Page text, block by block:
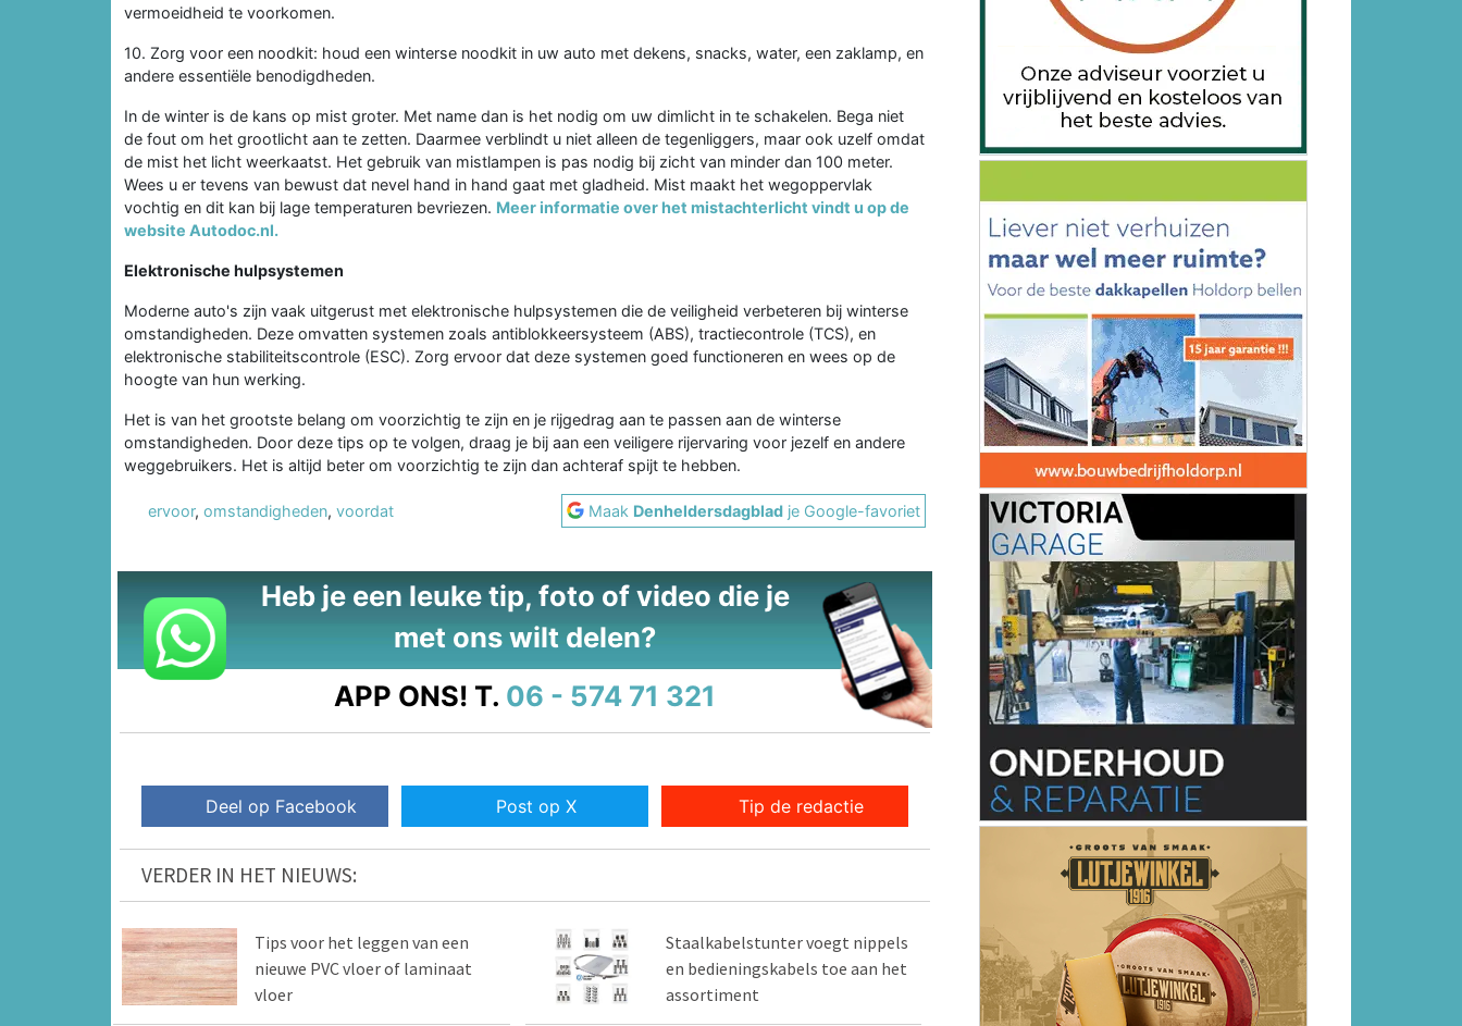
vermoeidheid te voorkomen.
10. Zorg voor een noodkit: houd een winterse noodkit in uw auto met dekens, snacks, water, een zaklamp, en
andere essentiële benodigdheden.
In de winter is de kans op mist groter. Met name dan is het nodig om uw dimlicht in te schakelen. Bega niet
de fout om het grootlicht aan te zetten. Daarmee verblindt u niet alleen de tegenliggers, maar ook uzelf omdat
de mist het licht weerkaatst. Het gebruik van mistlampen is pas nodig bij zicht van minder dan 100 meter.
Wees u er tevens van bewust dat nevel hand in hand gaat met gladheid. Mist maakt het wegoppervlak
vochtig en dit kan bij lage temperaturen bevriezen. Meer informatie over het mistachterlicht vindt u op de
website Autodoc.nl.
Elektronische hulpsystemen
Moderne auto's zijn vaak uitgerust met elektronische hulpsystemen die de veiligheid verbeteren bij winterse
omstandigheden. Deze omvatten systemen zoals antiblokkeersysteem (ABS), tractiecontrole (TCS), en
elektronische stabiliteitscontrole (ESC). Zorg ervoor dat deze systemen goed functioneren en wees op de
hoogte van hun werking.
Het is van het grootste belang om voorzichtig te zijn en je rijgedrag aan te passen aan de winterse
omstandigheden. Door deze tips op te volgen, draag je bij aan een veiligere rijervaring voor jezelf en andere
weggebruikers. Het is altijd beter om voorzichtig te zijn dan achteraf spijt te hebben.
ervoor, omstandigheden, voordat Maak Denheldersdagblad je Google-favoriet
Heb je een leuke tip, foto of video die je
met ons wilt delen?
APP ONS! T. 06 - 574 71 321
Deel op Facebook Post op X Tip de redactie
VERDER IN HET NIEUWS:
Tips voor het leggen van een
nieuwe PVC vloer of laminaat
vloer
Staalkabelstunter voegt nippels
en bedieningskabels toe aan het
assortiment